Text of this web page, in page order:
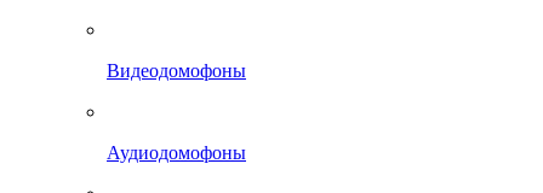
Видеодомофоны
Аудиодомофоны